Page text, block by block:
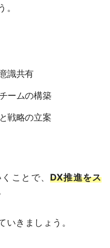
識共有
ームの構築
戦略の立案
ことで、DX推進をス
いきましょう。